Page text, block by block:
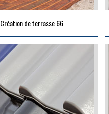
Création de terrasse 66